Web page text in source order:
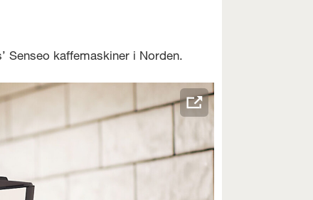
Senseo kaffemaskiner i Norden.